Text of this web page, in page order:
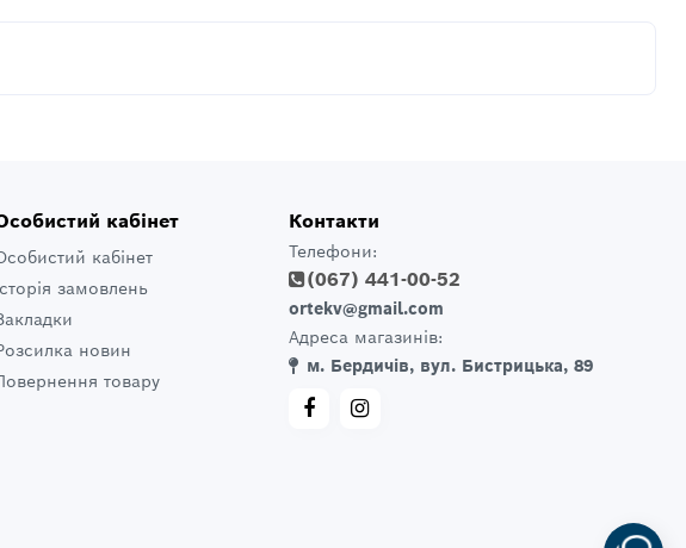
кабінет
кабінет
замовлень
новин
товару
Контакти
Телефони:
(067) 441-00-52
ortekv@gmail.com
Адреса магазинів:
м. Бердичів, вул. Бистрицька, 89